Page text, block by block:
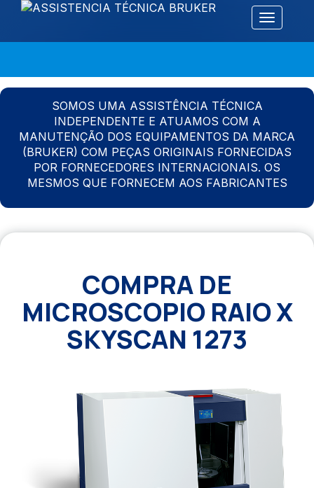
Alternar
SOMOS UMA ASSISTÊNCIA TÉCNICA
INDEPENDENTE E ATUAMOS COM A
MANUTENÇÃO DOS EQUIPAMENTOS DA MARCA
(BRUKER) COM PEÇAS ORIGINAIS FORNECIDAS
POR FORNECEDORES INTERNACIONAIS. OS
MESMOS QUE FORNECEM AOS FABRICANTES
COMPRA DE
MICROSCOPIO RAIO X
SKYSCAN 1273